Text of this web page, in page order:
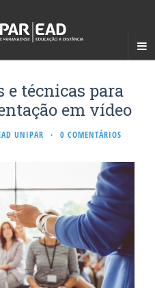
e técnicas para
em vídeo
UNIPAR · 0 COMENTÁRIOS